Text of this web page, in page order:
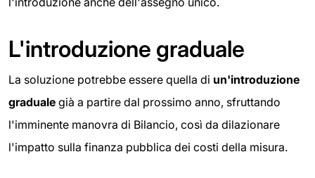
L'introduzione graduale
La soluzione potrebbe essere quella di un'introduzione
graduale già a partire dal prossimo anno, sfruttando
l'imminente manovra di Bilancio, così da dilazionare
l'impatto sulla finanza pubblica dei costi della misura.